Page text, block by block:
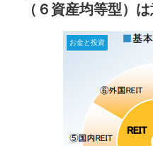
（６資産均等型）
お金と投資